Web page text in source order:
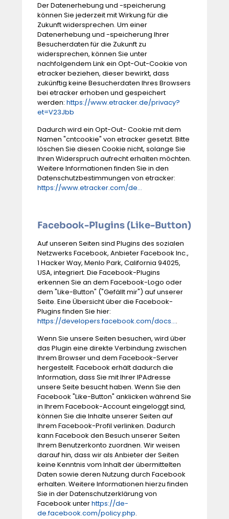
Der Datenerhebung und -speicherung
können Sie jederzeit mit Wirkung für die
Zukunft widersprechen. Um einer
Datenerhebung und -speicherung Ihrer
Besucherdaten für die Zukunft zu
widersprechen, können Sie unter
nachfolgendem Link ein Opt-Out-Cookie von
etracker beziehen, dieser bewirkt, dass
zukünftig keine Besucherdaten Ihres Browsers
bei etracker erhoben und gespeichert
werden: https://www.etracker.de/privacy?
et=V23Jbb
Dadurch wird ein Opt-Out- Cookie mit dem
Namen "cntcookie" von etracker gesetzt. Bitte
löschen Sie diesen Cookie nicht, solange Sie
Ihren Widerspruch aufrecht erhalten möchten.
Weitere Informationen finden Sie in den
Datenschutzbestimmungen von etracker:
https://www.etracker.com/de...
Facebook-Plugins (Like-Button)
Auf unseren Seiten sind Plugins des sozialen
Netzwerks Facebook, Anbieter Facebook Inc.,
1 Hacker Way, Menlo Park, California 94025,
USA, integriert. Die Facebook-Plugins
erkennen Sie an dem Facebook-Logo oder
dem "Like-Button" ("Gefällt mir") auf unserer
Seite. Eine Übersicht über die Facebook-
Plugins finden Sie hier:
https://developers.facebook.com/docs....
Wenn Sie unsere Seiten besuchen, wird über
das Plugin eine direkte Verbindung zwischen
Ihrem Browser und dem Facebook-Server
hergestellt. Facebook erhält dadurch die
Information, dass Sie mit Ihrer IPAdresse
unsere Seite besucht haben. Wenn Sie den
Facebook "Like-Button" anklicken während Sie
in Ihrem Facebook-Account eingeloggt sind,
können Sie die Inhalte unserer Seiten auf
Ihrem Facebook-Profil verlinken. Dadurch
kann Facebook den Besuch unserer Seiten
Ihrem Benutzerkonto zuordnen. Wir weisen
darauf hin, dass wir als Anbieter der Seiten
keine Kenntnis vom Inhalt der übermittelten
Daten sowie deren Nutzung durch Facebook
erhalten. Weitere Informationen hierzu finden
Sie in der Datenschutzerklärung von
Facebook unterhttps://de-
de.facebook.com/policy.php.